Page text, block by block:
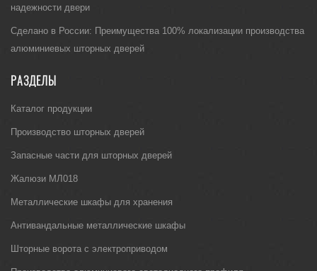
надежности двери
Сделано в России: Преимущества 100% локализации производства
алюминиевых шторных дверей
РАЗДЕЛЫ
Каталог продукции
Производство шторных дверей
Запасные части для шторных дверей
Жалюзи МЛ018
Металлические шкафы для хранения
Антивандальные металлические шкафы
Шторные ворота с электроприводом